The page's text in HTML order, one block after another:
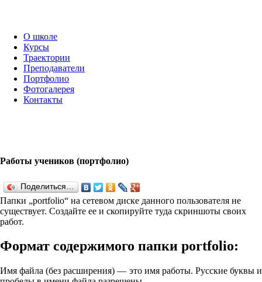
О школе
Курсы
Траектории
Преподаватели
Портфолио
Фотогалерея
Контакты
Работы учеников (портфолио)
Поделиться…
Папки „port­fo­lio“ на сетевом диске данного пользователя не
существует. Создайте ее и скопируйте туда скриншоты своих
работ.
Формат содержимого папки port­fo­lio:
Имя файла (без расширения) — это имя работы. Русские буквы и